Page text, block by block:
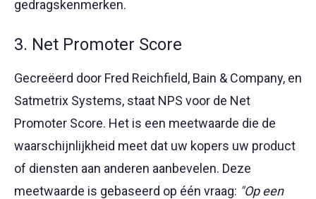
gedragskenmerken.
3. Net Promoter Score
Gecreëerd door Fred Reichfield, Bain & Company, en
Satmetrix Systems, staat NPS voor de Net
Promoter Score. Het is een meetwaarde die de
waarschijnlijkheid meet dat uw kopers uw product
of diensten aan anderen aanbevelen. Deze
meetwaarde is gebaseerd op één vraag: "Op een